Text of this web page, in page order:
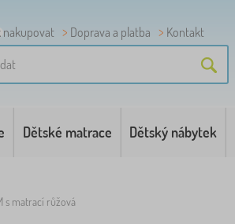
nakupovat Doprava a platba Kontakt
Dětské matrace Dětský nábytek
s matrací růžová